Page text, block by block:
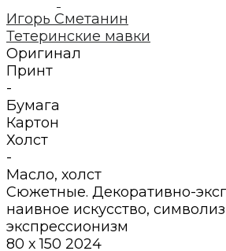
Игорь Сметанин
Тетеринские мавки
Оригинал
Принт
-
Бумага
Картон
Холст
-
Масло, холст
Сюжетные. Декоративно-
наивное искусство,
экспрессионизм
80 х 150 2024